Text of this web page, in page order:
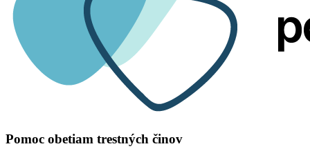
Pomoc obetiam trestných činov